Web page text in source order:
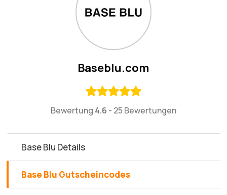
Baseblu.com
Bewertung 4.6 - 25 Bewertungen
Base Blu Details
Base Blu Gutscheincodes